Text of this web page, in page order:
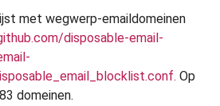
met wegwerp-emaildomeinen
disposable-email-
Op
domeinen.